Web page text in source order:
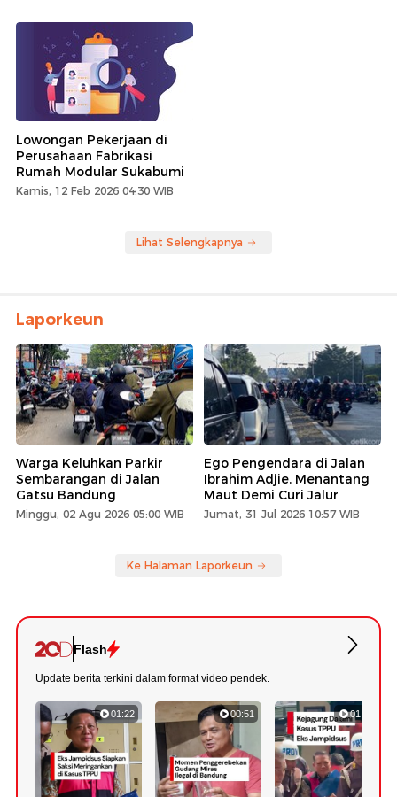
Lowongan Pekerjaan di
Perusahaan Fabrikasi
Rumah Modular Sukabumi
Kamis, 12 Feb 2026 04:30 WIB
Lihat Selengkapnya
Laporkeun
Warga Keluhkan Parkir
Sembarangan di Jalan
Gatsu Bandung
Minggu, 02 Agu 2026 05:00 WIB
Ego Pengendara di Jalan
Ibrahim Adjie, Menantang
Maut Demi Curi Jalur
Jumat, 31 Jul 2026 10:57 WIB
Ke Halaman Laporkeun
Flash
Update berita terkini dalam format video pendek.
01:22 00:51 01:18